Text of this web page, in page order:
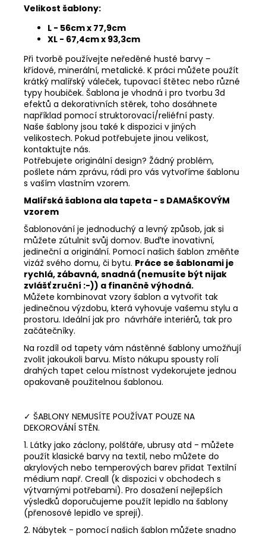
Velikost šablony:
L - 56cm x 77,9cm
XL - 67,4cm x 93,3cm
Při tvorbě používejte neředěné husté barvy –
křídové, minerální, metalické. K práci můžete použít
krátký malířský váleček, tupovací štětec nebo různé
typy houbiček. Šablona je vhodná i pro tvorbu 3d
efektů a dekorativních stěrek, toho dosáhnete
například pomocí struktorovací/reliéfní pasty.
Naše šablony jsou také k dispozici v jiných
velikostech. Pokud potřebujete jinou velikost,
kontaktujte nás.
Potřebujete originální design? Žádný problém,
pošlete nám zprávu, rádi pro vás vytvoříme šablonu
s vaším vlastním vzorem.
Malířská šablona ala tapeta - s DAMAŠKOVÝM
vzorem
Šablonování je jednoduchý a levný způsob, jak si
můžete zútulnit svůj domov. Buďte inovativní,
jedineční a originální. Pomocí našich šablon změňte
vizáž svého domu, či bytu. Práce se šablonami je
rychlá, zábavná, snadná (nemusíte být nijak
zvlášť zruční :-)) a finančně výhodná.
Můžete kombinovat vzory šablon a vytvořit tak
jedinečnou výzdobu, která vyhovuje vašemu stylu a
prostoru. Ideální jak pro návrháře interiérů, tak pro
začátečníky.
Na rozdíl od tapety vám nástěnné šablony umožňují
zvolit jakoukoli barvu. Místo nákupu spousty rolí
drahých tapet celou místnost vydekorujete jednou
opakovaně použitelnou šablonou.
✓ ŠABLONY NEMUSÍTE POUŽÍVAT POUZE NA
DEKOROVÁNÍ STĚN.
1. Látky jako záclony, polštáře, ubrusy atd - můžete
použít klasické barvy na textil, nebo můžete do
akrylových nebo temperových barev přidat Textilní
médium např. Creall (k dispozici v obchodech s
výtvarnými potřebami). Pro dosažení nejlepších
výsledků doporučujeme použít lepidlo na šablony
(přenosové lepidlo ve spreji).
2. Nábytek - pomocí našich šablon můžete snadno